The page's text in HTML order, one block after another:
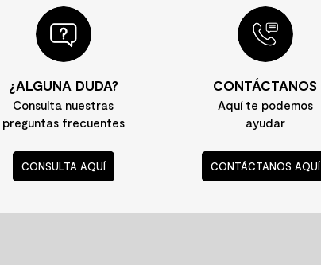
¿ALGUNA DUDA?
Consulta nuestras
preguntas frecuentes
CONSULTA AQUÍ
CONTÁCTANOS
Aquí te podemos
ayudar
CONTÁCTANOS AQUÍ